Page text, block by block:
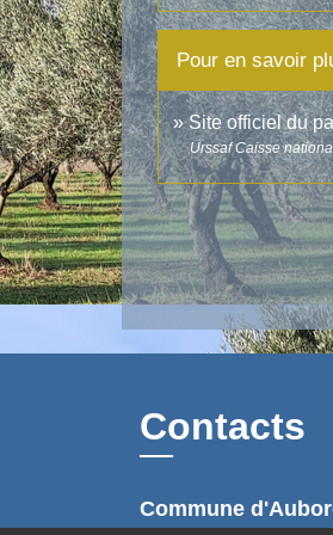
Pour en savoir
Site officiel du
Urssaf Caisse
Contacts
Commune